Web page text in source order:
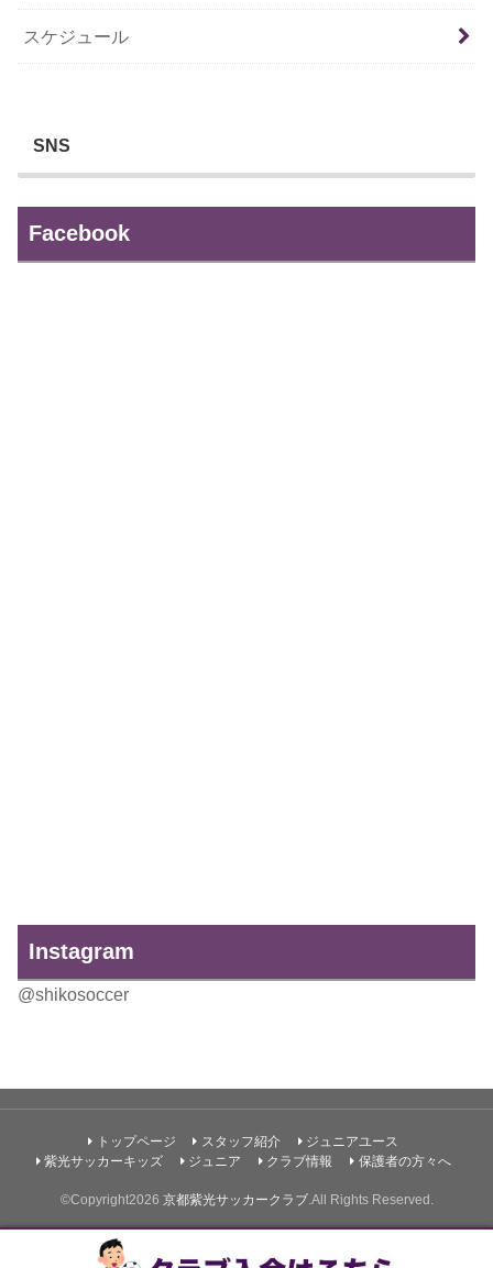
スケジュール
SNS
Facebook
Instagram
@shikosoccer
トップページ スタッフ紹介
ジュニアユース
紫光サッカーキッズ
ジュニア クラブ情報 保護者の方々へ
©Copyright2026 京都紫光サッカークラブ.All Rights Reserved.